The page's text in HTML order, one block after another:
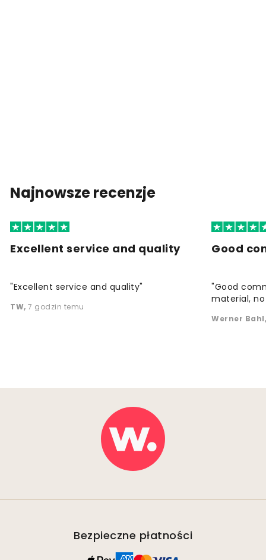
Najnowsze recenzje
Excellent service and quality
"Excellent service and quality"
TW, 7 godzin temu
Good
"Good
material,
Werner Bahl
Bezpieczne płatności